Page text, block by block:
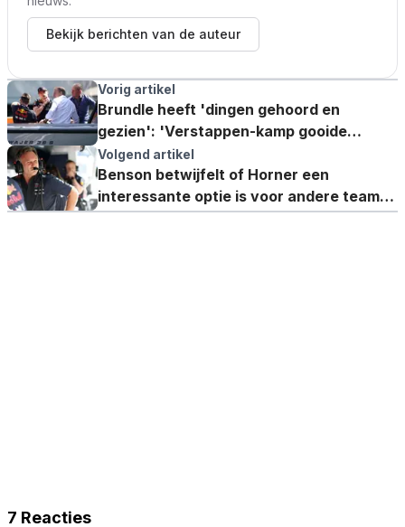
Bekijk berichten van de auteur
Vorig artikel
Brundle heeft 'dingen gehoord en
gezien': 'Verstappen-kamp gooide
maandenlang handgranaten'
Volgend artikel
Benson betwijfelt of Horner een
interessante optie is voor andere teams:
'Kan hij dat accepteren?'
7 Reacties